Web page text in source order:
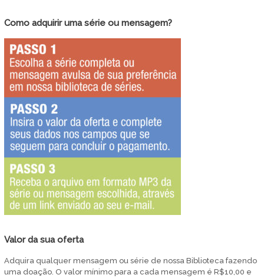
Como adquirir uma série ou mensagem?
Valor da sua oferta
Adquira qualquer mensagem ou série de nossa Biblioteca fazendo
uma doação. O valor mínimo para a cada mensagem é R$10,00 e